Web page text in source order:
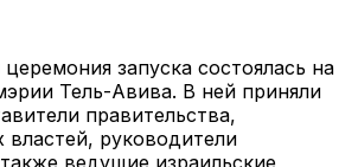
запуска состоялась на
Тель-Авива. В ней приняли
правительства,
руководители
ведущие израильские